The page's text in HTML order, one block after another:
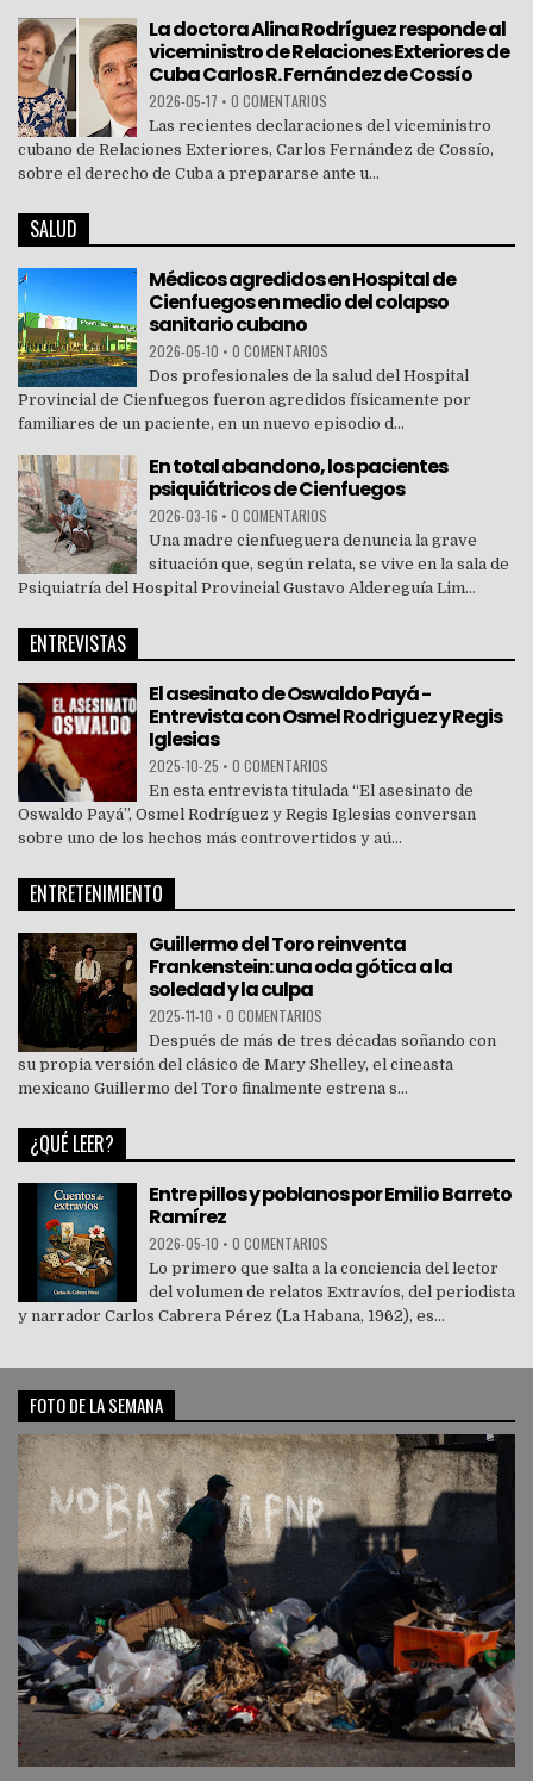
La doctora Alina Rodríguez responde al
viceministro de Relaciones Exteriores de
Cuba Carlos R. Fernández de Cossío
2026-05-17 • 0 COMENTARIOS
Las recientes declaraciones del viceministro
cubano de Relaciones Exteriores, Carlos Fernández de Cossío,
sobre el derecho de Cuba a prepararse ante u...
SALUD
Médicos agredidos en Hospital de
Cienfuegos en medio del colapso
sanitario cubano
2026-05-10 • 0 COMENTARIOS
Dos profesionales de la salud del Hospital
Provincial de Cienfuegos fueron agredidos físicamente por
familiares de un paciente, en un nuevo episodio d...
En total abandono, los pacientes
psiquiátricos de Cienfuegos
2026-03-16 • 0 COMENTARIOS
Una madre cienfueguera denuncia la grave
situación que, según relata, se vive en la sala de
Psiquiatría del Hospital Provincial Gustavo Aldereguía Lim...
ENTREVISTAS
El asesinato de Oswaldo Payá -
Entrevista con Osmel Rodriguez y Regis
Iglesias
2025-10-25 • 0 COMENTARIOS
En esta entrevista titulada “El asesinato de
Oswaldo Payá”, Osmel Rodríguez y Regis Iglesias conversan
sobre uno de los hechos más controvertidos y aú...
ENTRETENIMIENTO
Guillermo del Toro reinventa
Frankenstein: una oda gótica a la
soledad y la culpa
2025-11-10 • 0 COMENTARIOS
Después de más de tres décadas soñando con
su propia versión del clásico de Mary Shelley, el cineasta
mexicano Guillermo del Toro finalmente estrena s...
¿QUÉ LEER?
Entre pillos y poblanos por Emilio Barreto
Ramírez
2026-05-10 • 0 COMENTARIOS
Lo primero que salta a la conciencia del lector
del volumen de relatos Extravíos, del periodista
y narrador Carlos Cabrera Pérez (La Habana, 1962), es...
FOTO DE LA SEMANA